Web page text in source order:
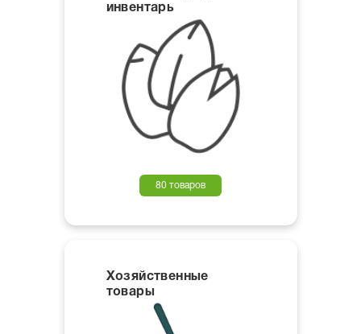
инвентарь
80 товаров
Хозяйственные
товары